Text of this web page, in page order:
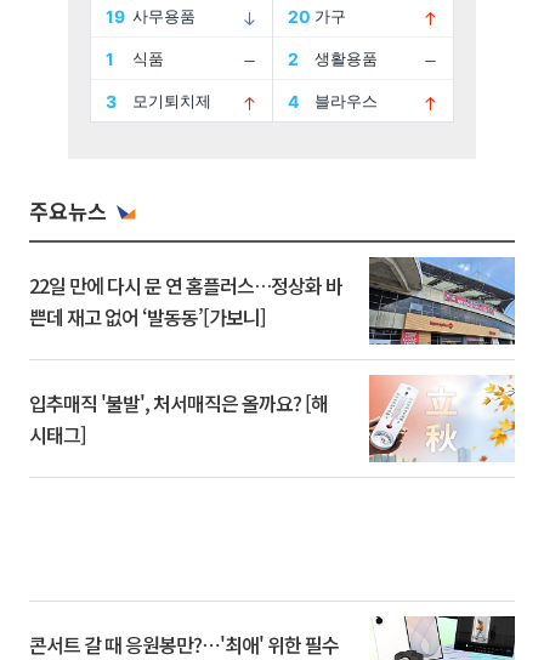
주요뉴스
22일 만에 다시 문 연 홈플러스…정상화 바
쁜데 재고 없어 ‘발동동’[가보니]
입추매직 '불발', 처서매직은 올까요? [해
시태그]
콘서트 갈 때 응원봉만?⋯'최애' 위한 필수